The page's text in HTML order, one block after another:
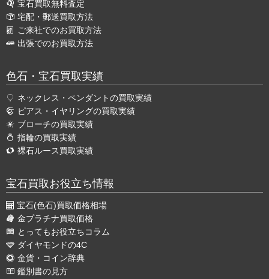
宝石買取無料査定
宅配・郵送買取方法
ご来社でのお買取方法
出張でのお買取方法
色石・宝石買取実績
ネックレス・ペンダントの買取実績
ピアス・イヤリングの買取実績
ブローチの買取実績
指輪の買取実績
裸石ルース買取実績
宝石買取お役立ち情報
宝石(色石)買取価格相場
金プラチナ買取価格
とってもお役立ちコラム
ダイヤモンドの4C
金貨・コイン辞典
鑑別書の見方